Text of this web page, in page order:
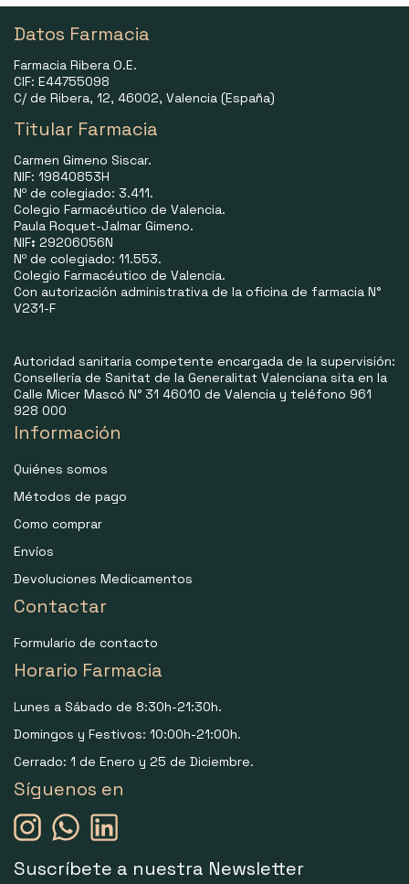
Datos Farmacia
Farmacia Ribera O.E.
CIF: E44755098
C/ de Ribera, 12, 46002, Valencia (España)
Titular Farmacia
Carmen Gimeno Siscar.
NIF: 19840853H
Nº de colegiado: 3.411.
Colegio Farmacéutico de Valencia.
Paula Roquet-Jalmar Gimeno.
NIF: 29206056N
Nº de colegiado: 11.553.
Colegio Farmacéutico de Valencia.
Con autorización administrativa de la oficina de farmacia N°
V231-F
Autoridad sanitaria competente encargada de la supervisión:
Consellería de Sanitat de la Generalitat Valenciana sita en la
Calle Micer Mascó N° 31 46010 de Valencia y teléfono 961
928 000
Información
Quiénes somos
Métodos de pago
Como comprar
Envíos
Devoluciones Medicamentos
Contactar
Formulario de contacto
Horario Farmacia
Lunes a Sábado de 8:30h-21:30h.
Domingos y Festivos: 10:00h-21:00h.
Cerrado: 1 de Enero y 25 de Diciembre.
Síguenos en
Suscríbete a nuestra Newsletter